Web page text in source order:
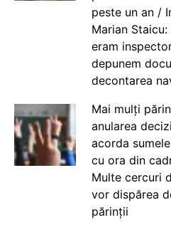
peste un an /
Marian
eram
depunem
decontarea
Mai mulți
anularea
acorda
cu ora din
Multe cercuri
vor dispărea
părinții